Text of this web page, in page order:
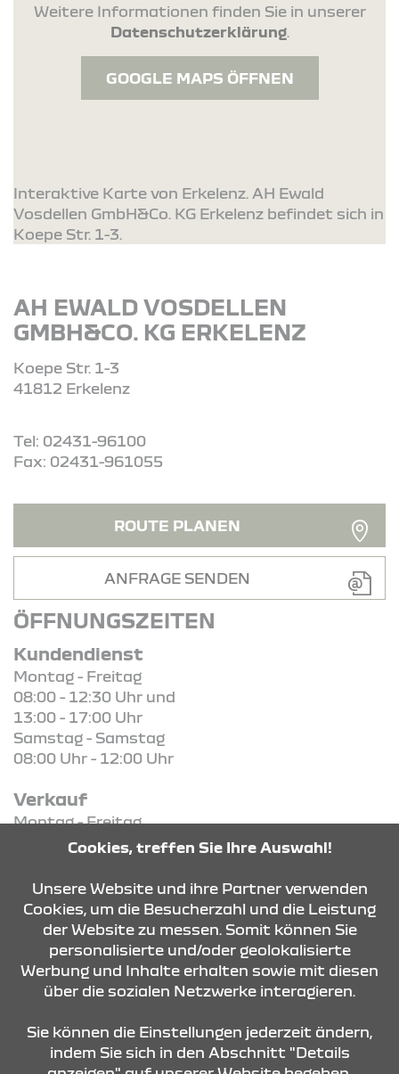
Weitere Informationen finden Sie in unserer
Datenschutzerklärung.
GOOGLE MAPS ÖFFNEN
Interaktive Karte von Erkelenz. AH Ewald
Vosdellen GmbH&Co. KG Erkelenz befindet sich in
Koepe Str. 1-3.
AH EWALD VOSDELLEN
GMBH&CO. KG ERKELENZ
Koepe Str. 1-3
41812 Erkelenz
Tel: 02431-96100
Fax: 02431-961055
ROUTE PLANEN
ANFRAGE SENDEN
ÖFFNUNGSZEITEN
Kundendienst
Montag - Freitag
08:00 - 12:30 Uhr und
13:00 - 17:00 Uhr
Samstag - Samstag
08:00 Uhr - 12:00 Uhr
Verkauf
Montag - Freitag
08:30 Uhr - 18:00 Uhr
08:30 Uhr - 13:00 Uhr
KONTAKT & ANFAHRT
Cookies, treffen Sie Ihre Auswahl!
Unsere Website und ihre Partner verwenden
Cookies, um die Besucherzahl und die Leistung
der Website zu messen. Somit können Sie
personalisierte und/oder geolokalisierte
Werbung und Inhalte erhalten sowie mit diesen
über die sozialen Netzwerke interagieren.
Sie können die Einstellungen jederzeit ändern,
indem Sie sich in den Abschnitt "Details